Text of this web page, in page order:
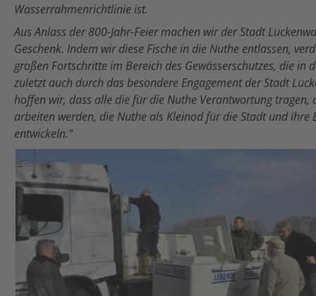
Wasserrahmenrichtlinie ist.
Aus Anlass der 800-Jahr-Feier machen wir der Stadt
Geschenk. Indem wir diese Fische in die Nuthe entlassen,
großen Fortschritte im Bereich des Gewässerschutzes, die in
zuletzt auch durch das besondere Engagement der Stadt
hoffen wir, dass alle die für die Nuthe Verantwortung
arbeiten werden, die Nuthe als Kleinod für die Stadt und ihre
entwickeln.“